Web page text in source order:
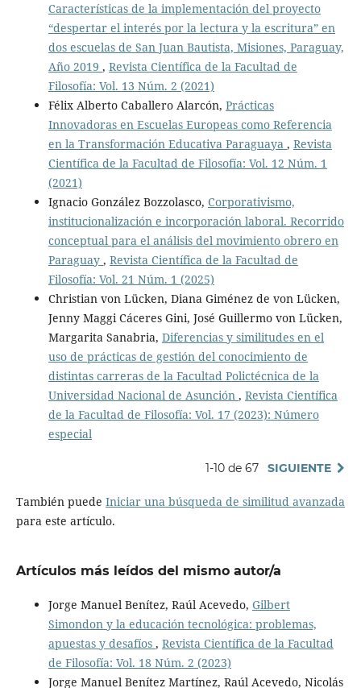
Características de la implementación del proyecto
“despertar el interés por la lectura y la escritura” en
dos escuelas de San Juan Bautista, Misiones, Paraguay,
Año 2019 , Revista Científica de la Facultad de
Filosofía: Vol. 13 Núm. 2 (2021)
Félix Alberto Caballero Alarcón, Prácticas
Innovadoras en Escuelas Europeas como Referencia
en la Transformación Educativa Paraguaya , Revista
Científica de la Facultad de Filosofía: Vol. 12 Núm. 1
(2021)
Ignacio González Bozzolasco, Corporativismo,
institucionalización e incorporación laboral. Recorrido
conceptual para el análisis del movimiento obrero en
Paraguay , Revista Científica de la Facultad de
Filosofía: Vol. 21 Núm. 1 (2025)
Christian von Lücken, Diana Giménez de von Lücken,
Jenny Maggi Cáceres Gini, José Guillermo von Lücken,
Margarita Sanabria, Diferencias y similitudes en el
uso de prácticas de gestión del conocimiento de
distintas carreras de la Facultad Polictécnica de la
Universidad Nacional de Asunción , Revista Científica
de la Facultad de Filosofía: Vol. 17 (2023): Número
especial
1-10 de 67 SIGUIENTE
También puede Iniciar una búsqueda de similitud avanzada
para este artículo.
Artículos más leídos del mismo autor/a
Jorge Manuel Benítez, Raúl Acevedo, Gilbert
Simondon y la educación tecnológica: problemas,
apuestas y desafíos , Revista Científica de la Facultad
de Filosofía: Vol. 18 Núm. 2 (2023)
Jorge Manuel Benítez Martínez, Raúl Acevedo, Nicolás